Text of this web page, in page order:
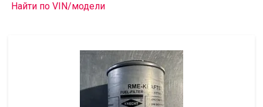
Найти по VIN/модели